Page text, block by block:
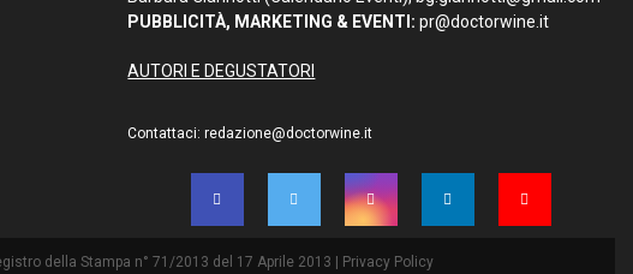
PUBBLICITÀ, MARKETING & EVENTI: pr@doctorwine.it
AUTORI E DEGUSTATORI
Contattaci:redazione@doctorwine.it
della Stampa n° 71/2013 del 17 Aprile 2013 | Privacy Policy